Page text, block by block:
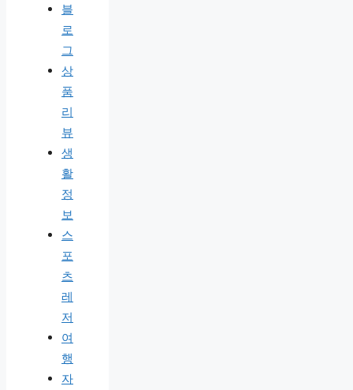
블
로
그
상
품
리
뷰
생
활
정
보
스
포
츠
레
저
여
행
자